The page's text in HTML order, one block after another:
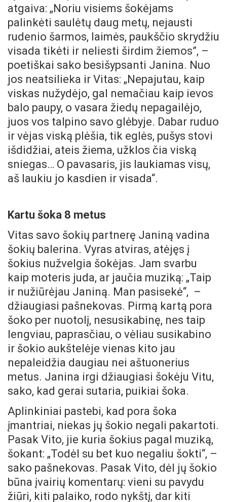
atgaiva: „Noriu visiems šokėjams
palinkėti saulėtų daug metų, nejausti
rudenio šarmos, laimės, paukščio skrydžiu
visada tikėti ir neliesti širdim žiemos”, –
poetiškai sako besišypsanti Janina. Nuo
jos neatsilieka ir Vitas: „Nepajutau, kaip
viskas nužydėjo, gal nemačiau kaip ievos
balo paupy, o vasara žiedų nepagailėjo,
juos vos talpino savo glėbyje. Dabar ruduo
ir vėjas viską plėšia, tik eglės, pušys stovi
išdidžiai, ateis žiema, užklos čia viską
sniegas… O pavasaris, jis laukiamas visų,
aš laukiu jo kasdien ir visada“.
Kartu šoka 8 metus
Vitas savo šokių partnerę Janiną vadina
šokių balerina. Vyras atviras, atėjęs į
šokius nužvelgia šokėjas. Jam svarbu
kaip moteris juda, ar jaučia muziką: „Taip
ir nužiūrėjau Janiną. Man pasisekė“, –
džiaugiasi pašnekovas. Pirmą kartą pora
šoko per nuotolį, nesusikabinę, nes taip
lengviau, paprasčiau, o vėliau susikabino
ir šokio aukštelėje vienas kito jau
nepaleidžia daugiau nei aštuonerius
metus. Janina irgi džiaugiasi šokėju Vitu,
sako, kad gerai sutaria, puikiai šoka.
Aplinkiniai pastebi, kad pora šoka
įmantriai, niekas jų šokio negali pakartoti.
Pasak Vito, jie kuria šokius pagal muziką,
šokant: „Todėl su bet kuo negaliu šokti“, –
sako pašnekovas. Pasak Vito, dėl jų šokio
būna įvairių komentarų: vieni su pavydu
žiūri, kiti palaiko, rodo nykštį, dar kiti